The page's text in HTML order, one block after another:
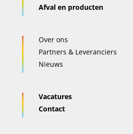
Afval en producten
Over ons
Partners & Leveranciers
Nieuws
Vacatures
Contact